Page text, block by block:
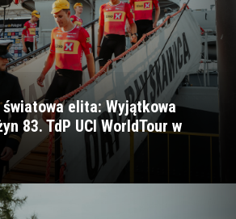
elita: Wyjątkowa
83. TdP UCI WorldTour w